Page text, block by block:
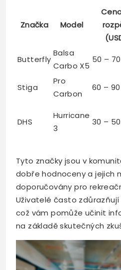
Značka Model
Butterfly
Balsa
Carbo X5
50 – 70
Stiga
Pro
Carbon
60 – 90
DHS
Hurricane
3
30 – 50
Tyto značky jsou v
dobře hodnoceny a jejich
doporučovány pro
Uživatelé často
což vám pomůže učinit
na základě skutečných